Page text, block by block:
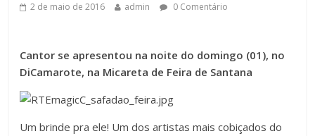
2 de maio de 2016 admin 0 Comentário
Cantor se apresentou na noite do domingo (01), no
DiCamarote, na Micareta de Feira de Santana
Um brinde pra ele! Um dos artistas mais cobiçados do